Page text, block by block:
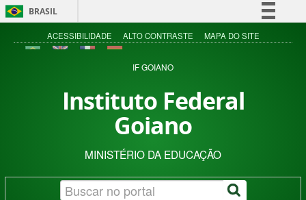
BRASIL
Simplifique!
Acesso à informação
ACESSIBILIDADE ALTO CONTRASTE MAPA DO SITE
IF GOIANO
Instituto Federal
Goiano
MINISTÉRIO DA EDUCAÇÃO